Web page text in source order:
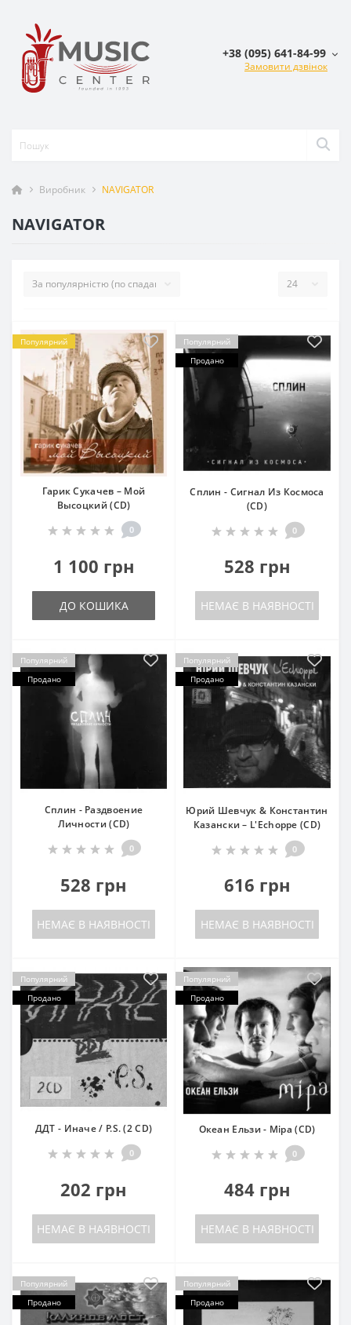
+38 (095) 641-84-99
Замовити дзвінок
Виробник NAVIGATOR
NAVIGATOR
Популярний
Гарик Сукачев – Мой
Высоцкий (CD)
0
1 100 грн
ДО КОШИКА
Популярний
Продано
Сплин - Сигнал Из Космоса
(CD)
0
528 грн
НЕМАЄ В НАЯВНОСТІ
Популярний
Продано
Сплин - Раздвоение
Личности (CD)
0
528 грн
НЕМАЄ В НАЯВНОСТІ
Популярний
Продано
Юрий Шевчук & Константин
Казански ‎– L'Echoppe (CD)
0
616 грн
НЕМАЄ В НАЯВНОСТІ
Популярний
Продано
ДДТ - Иначе / P.S. (2 CD)
0
202 грн
НЕМАЄ В НАЯВНОСТІ
Популярний
Продано
Океан Ельзи - Міра (CD)
0
484 грн
НЕМАЄ В НАЯВНОСТІ
Популярний
Продано
Популярний
Продано